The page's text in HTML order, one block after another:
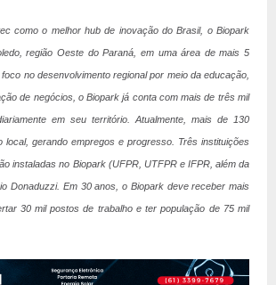
como o melhor hub de inovação do Brasil, o Biopark
região Oeste do Paraná, em uma área de mais 5
no desenvolvimento regional por meio da educação,
de negócios, o Biopark já conta com mais de três mil
em seu território. Atualmente, mais de 130
local, gerando empregos e progresso. Três instituições
instaladas no Biopark (UFPR, UTFPR e IFPR, além da
Donaduzzi. Em 30 anos, o Biopark deve receber mais
30 mil postos de trabalho e ter população de 75 mil